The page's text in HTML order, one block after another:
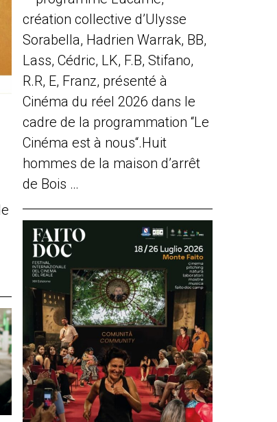
création collective d’Ulysse
Sorabella, Hadrien Warrak, BB,
Lass, Cédric, LK, F.B, Stifano,
R.R, E, Franz, présenté à
Cinéma du réel 2026 dans le
cadre de la programmation “Le
Cinéma est à nous“.Huit
hommes de la maison d’arrêt
de Bois …